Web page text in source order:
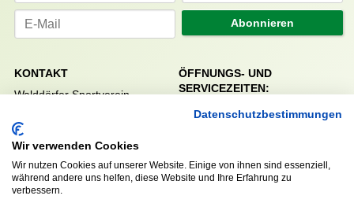
Abonnieren
KONTAKT
Walddörfer Sportverein
22359 Hamburg
Tel. 040 / 64 50 62 - 0
info@walddoerfer-sv.de
ÖFFNUNGS- UND
SERVICEZEITEN:
Mo. – Fr. 8:00 – 22:00 Uhr
Datenschutzbestimmungen
Wir verwenden Cookies
Wir nutzen Cookies auf unserer Website. Einige von ihnen sind essenziell,
während andere uns helfen, diese Website und Ihre Erfahrung zu
verbessern.